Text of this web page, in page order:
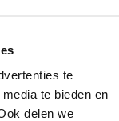
te
te bieden en
delen we
hotel in